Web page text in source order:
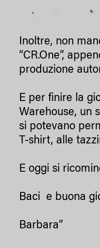
Inoltre, non
“CR.One”,
produzione
E per finire la
Warehouse, un
si potevano
T-shirt, alle
E oggi si
Baci e buona
Barbara”